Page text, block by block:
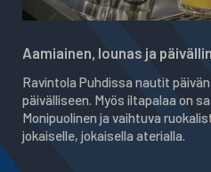
Aamiainen, lounas ja
Ravintola Puhdissa nautit
päivälliseen. Myös iltapalaa on
Monipuolinen ja vaihtuva
jokaiselle, jokaisella aterialla.